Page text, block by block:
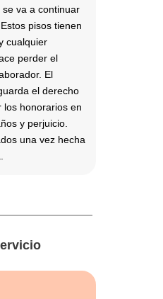
se va a continuar
pisos tienen
cualquier
perder el
El
el derecho
los honorarios en
y perjuicio.
una vez hecha